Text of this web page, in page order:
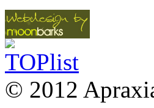
© 2012